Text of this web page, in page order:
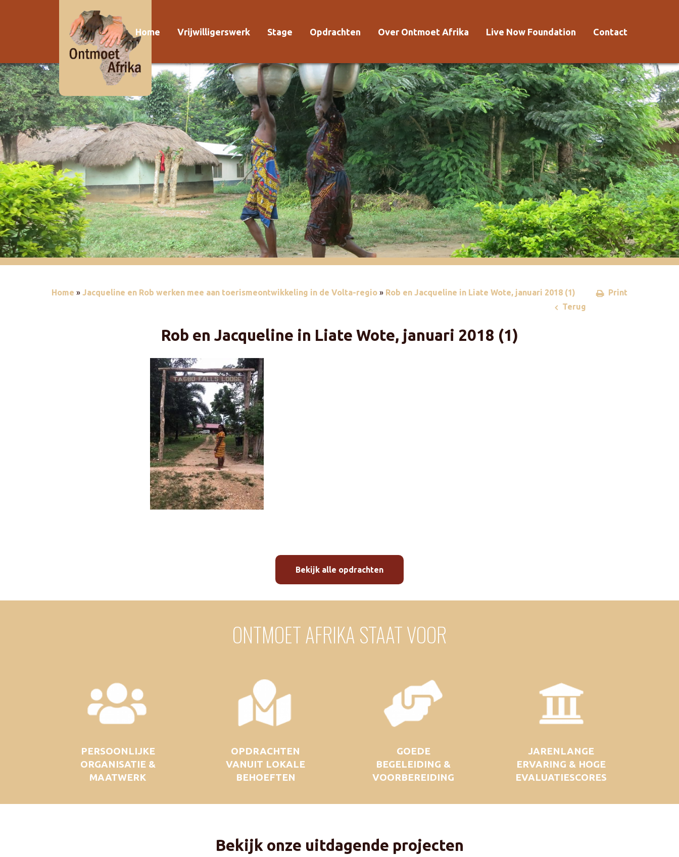
Home Vrijwilligerswerk Stage Opdrachten
Kosten
Over Ontmoet Afrika
Kwaliteitsrichtlijn
Live Now Foundation Contact
Voorwaarden
Home » Jacqueline en Rob werken mee aan toerismeontwikkeling in de Volta-regio » Rob en Jacqueline in Liate Wote, januari 2018 (1)
Print
Terug
Rob en Jacqueline in Liate Wote, januari 2018 (1)
Bekijk alle opdrachten
ONTMOET AFRIKA STAAT VOOR
PERSOONLIJKE
ORGANISATIE &
MAATWERK
OPDRACHTEN
VANUIT LOKALE
BEHOEFTEN
GOEDE
BEGELEIDING &
VOORBEREIDING
JARENLANGE
ERVARING & HOGE
EVALUATIESCORES
Bekijk onze uitdagende projecten